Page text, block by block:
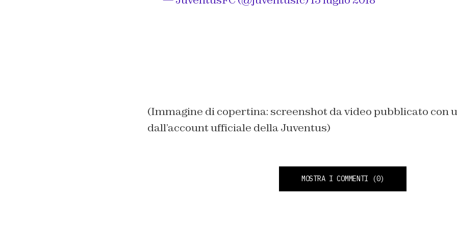
(Immagine di copertina: screenshot da video pubblicato con
dall’account ufficiale della Juventus)
MOSTRA I COMMENTI (0)